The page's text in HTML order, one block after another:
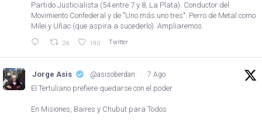
Partido Justicialista (54 entre 7 y 8, La Plata). Conductor del
Movimiento Confederal y de "Uno más uno tres". Perro de Metal como
Milei y Uñac (que aspira a sucederlo). Ampliaremos.
24 190 Twitter
Jorge Asis @asisoberdan · 7 Ago
El Tertuliano prefiere quedarse con el poder
En Misiones, Baires y Chubut para Todos